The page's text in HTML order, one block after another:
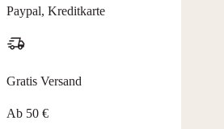
Paypal, Kreditkarte
Gratis Versand
Ab 50 €